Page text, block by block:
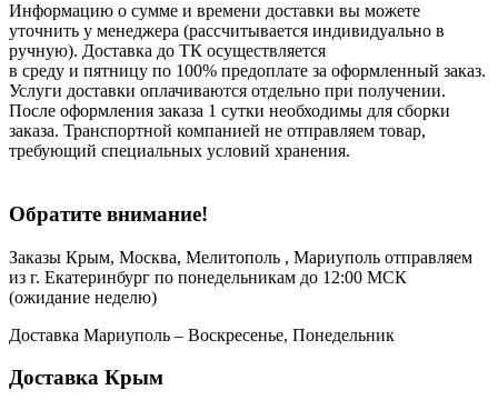
Информацию о сумме и времени доставки вы можете
уточнить у менеджера (рассчитывается индивидуально в
ручную). Доставка до ТК осуществляется
в среду и пятницу по 100% предоплате за оформленный заказ.
Услуги доставки оплачиваются отдельно при получении.
После оформления заказа 1 сутки необходимы для сборки
заказа. Транспортной компанией не отправляем товар,
требующий специальных условий хранения.
Обратите внимание!
Заказы Крым, Москва, Мелитополь , Мариуполь отправляем
из г. Екатеринбург по понедельникам до 12:00 МСК
(ожидание неделю)
Доставка Мариуполь – Воскресенье, Понедельник
Доставка Крым